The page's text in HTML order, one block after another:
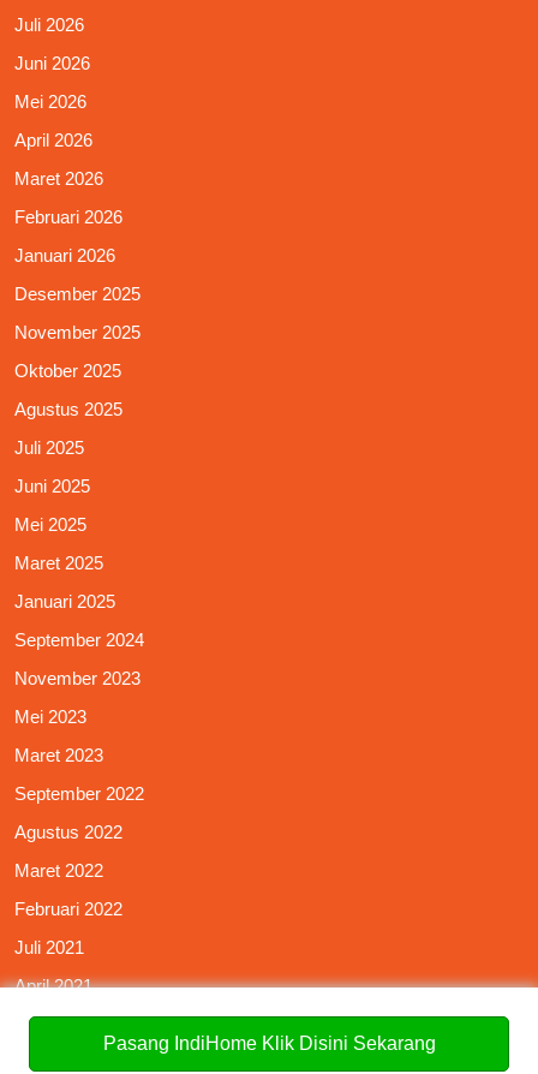
Juli 2026
Juni 2026
Mei 2026
April 2026
Maret 2026
Februari 2026
Januari 2026
Desember 2025
November 2025
Oktober 2025
Agustus 2025
Juli 2025
Juni 2025
Mei 2025
Maret 2025
Januari 2025
September 2024
November 2023
Mei 2023
Maret 2023
September 2022
Agustus 2022
Maret 2022
Februari 2022
Juli 2021
April 2021
Januari 2021
Oktober 2020
Pasang IndiHome Klik Disini Sekarang